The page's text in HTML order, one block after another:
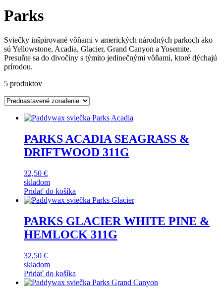
Parks
Sviečky inšpirované vôňami v amerických národných parkoch ako
sú Yellowstone, Acadia, Glacier, Grand Canyon a Yosemite.
Presuňte sa do divočiny s týmito jedinečnými vôňami, ktoré dýchajú
prírodou.
5 produktov
PARKS ACADIA SEAGRASS &
DRIFTWOOD 311G
32,50 €
skladom
Pridať do košíka
PARKS GLACIER WHITE PINE &
HEMLOCK 311G
32,50 €
skladom
Pridať do košíka